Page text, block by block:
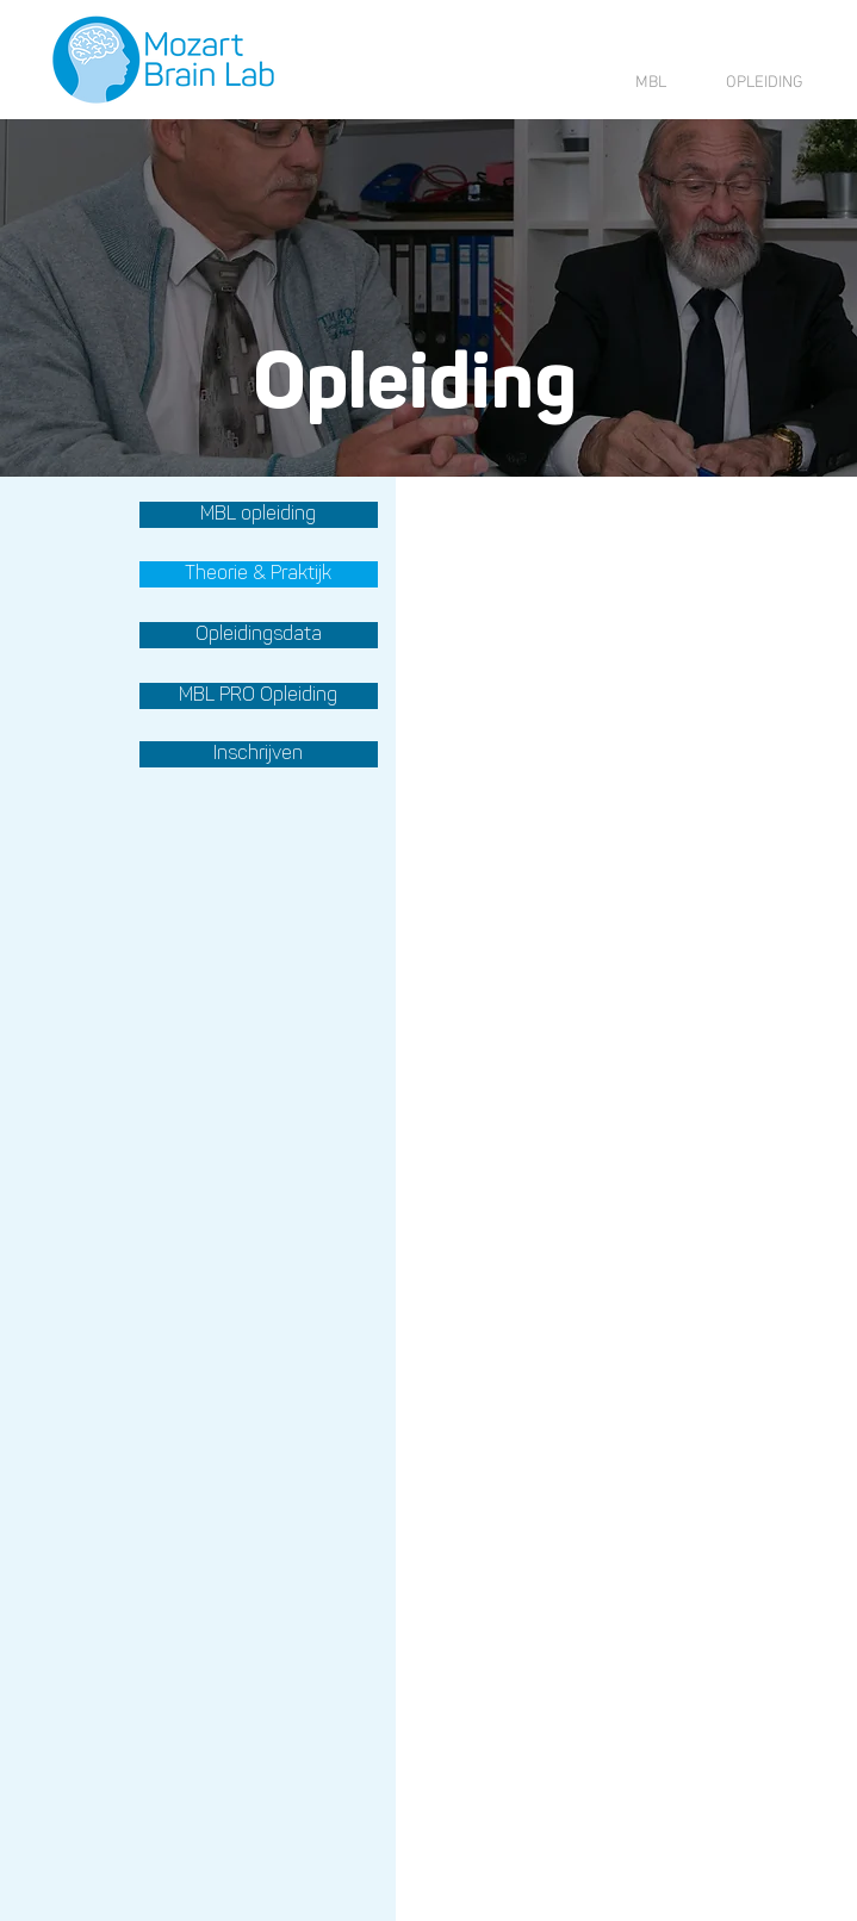
MBL OPLEIDING
Opleiding
MBL opleiding
Theorie & Praktijk
Opleidingsdata
MBL PRO Opleiding
Inschrijven